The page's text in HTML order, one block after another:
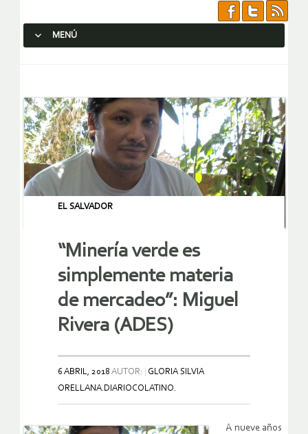
MENÚ
EL SALVADOR
“Minería verde es
simplemente materia
de mercadeo”: Miguel
Rivera (ADES)
6 ABRIL, 2018 AUTOR:
GLORIA SILVIA
ORELLANA.DIARIOCOLATINO.
A nueve años